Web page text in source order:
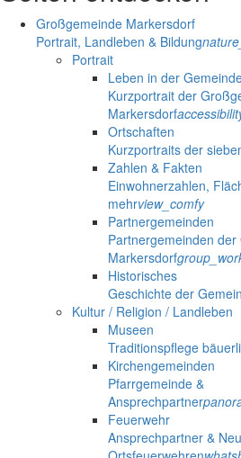
Großgemeinde Markersdorf
Portrait, Landleben & Bildung
Portrait
Leben in der
Kurzportrait der
Markersdorf
Ortschaften
Kurzportraits der
Zahlen & Fakten
Einwohnerzahlen,
mehrview_comfy
Partnergemeinden
Partnergemeinden der
Markersdorf
Historisches
Geschichte der
Kultur / Religion / Landleben
Museen
Traditionspflege
Kirchengemeinden
Pfarrgemeinde &
Ansprechpartner
Feuerwehr
Ansprechpartner &